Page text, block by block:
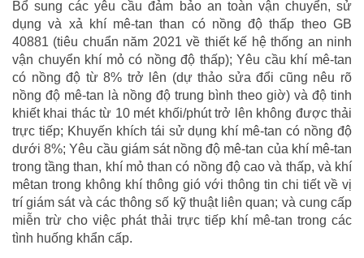
Bổ sung các yêu cầu đảm bảo an toàn vận chuyển, sử
dụng và xả khí mê-tan than có nồng độ thấp theo GB
40881 (tiêu chuẩn năm 2021 về thiết kế hệ thống an ninh
vận chuyển khí mỏ có nồng độ thấp); Yêu cầu khí mê-tan
có nồng độ từ 8% trở lên (dự thảo sửa đổi cũng nêu rõ
nồng độ mê-tan là nồng độ trung bình theo giờ) và độ tinh
khiết khai thác từ 10 mét khối/phút trở lên không được thải
trực tiếp; Khuyến khích tái sử dụng khí mê-tan có nồng độ
dưới 8%; Yêu cầu giám sát nồng độ mê-tan của khí mê-tan
trong tầng than, khí mỏ than có nồng độ cao và thấp, và khí
mêtan trong không khí thông gió với thông tin chi tiết về vị
trí giám sát và các thông số kỹ thuật liên quan; và cung cấp
miễn trừ cho việc phát thải trực tiếp khí mê-tan trong các
tình huống khẩn cấp.